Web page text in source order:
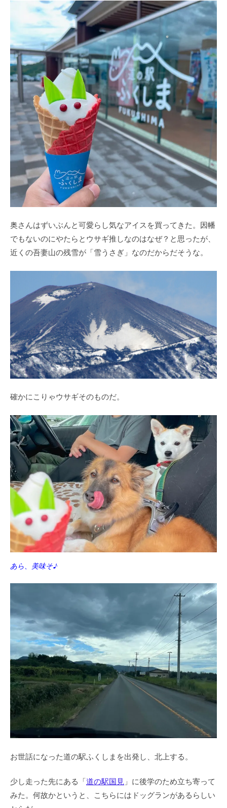
奥さんはずいぶんと可愛らし気なアイスを買ってきた。因幡
でもないのにやたらとウサギ推しなのはなぜ？と思ったが、
近くの吾妻山の残雪が「雪うさぎ」なのだからだそうな。
確かにこりゃウサギそのものだ。
あら、美味そ♪
お世話になった道の駅ふくしまを出発し、北上する。
少し走った先にある「道の駅国見 」に後学のため立ち寄って
みた。何故かというと、こちらにはドッグランがあるらしい